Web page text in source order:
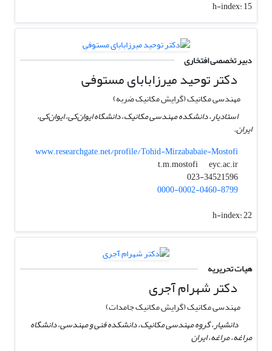
h-index:15
دبیر تخصصی افتخاری
دکتر توحید میرزابابای مستوفی
مهندسی مکانیک (گرایش مکانیک ضربه)
استادیار، دانشکده مهندسی مکانیک، دانشگاه ایوان‌کی، ایوان‌کی،
ایران.
www.researchgate.net/profile/Tohid-Mirzababaie-Mostofi
t.m.mostofi
eyc.ac.ir
023-34521596
0000-0002-0460-8799
h-index:22
هیات تحریریه
دکتر شهرام آجری
مهندسی مکانیک (گرایش مکانیک جامدات)
دانشیار، گروه مهندسی مکانیک، دانشکده فنی و مهندسی، دانشگاه
مراغه، مراغه، ایران